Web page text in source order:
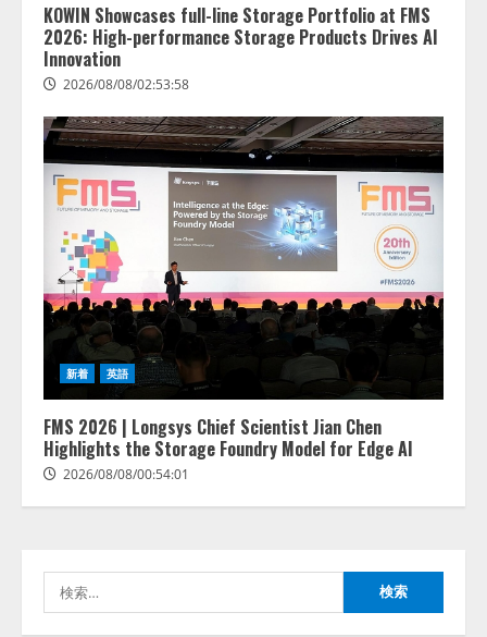
KOWIN Showcases full-line Storage Portfolio at FMS
2026: High-performance Storage Products Drives AI
Innovation
2026/08/08/02:53:58
新着 英語
FMS 2026 | Longsys Chief Scientist Jian Chen
Highlights the Storage Foundry Model for Edge AI
2026/08/08/00:54:01
索:
2
lmessage、MCP接続機能を強化
し、AIから設定操作できる機能を
拡充
2026/08/07/13:53:50
【2026年企業のAI導入・活用に関
業の68.0％が、自社でのAI導入・
活用は「上手くいっている」と回
答